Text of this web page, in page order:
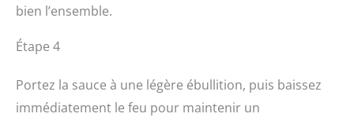
bien l’ensemble.
Étape 4
Portez la sauce à une légère ébullition, puis baissez
immédiatement le feu pour maintenir un